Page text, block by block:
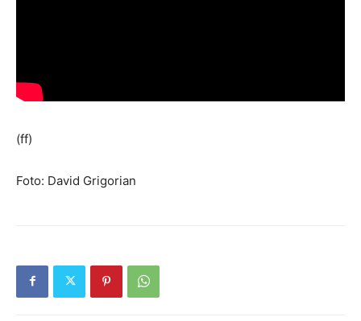
(ff)
Foto: David Grigorian